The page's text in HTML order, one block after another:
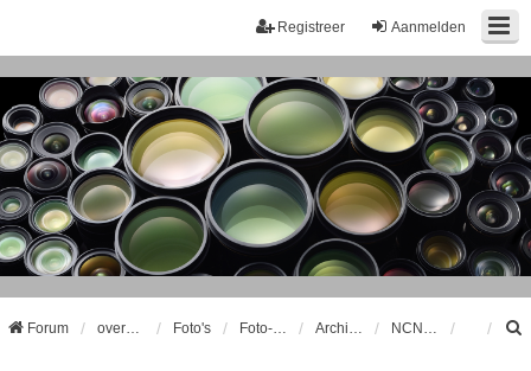
Aanmelden
Registreer
Forum Foto's